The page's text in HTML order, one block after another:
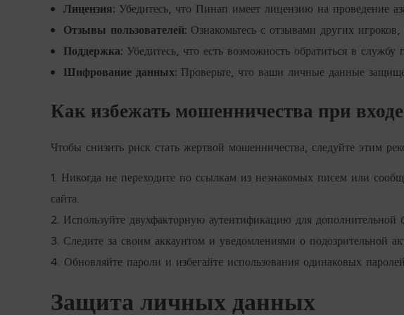
Лицензия:Убедитесь, что Пинап имеет лицензию на проведение
Отзывы пользователей:Ознакомьтесь с отзывами других
Поддержка:Убедитесь, что есть возможность обратиться в
Шифрование данных:Проверьте, что ваши личные данные
Как избежать мошенничества при входе
Чтобы снизить риск стать жертвой мошенничества, следуйте этим
Никогда не переходите по ссылкам из незнакомых писем или
сайта.
Используйте двухфакторную аутентификацию для дополнительной
Следите за своим аккаунтом и уведомлениями о подозрительной
Обновляйте пароли и избегайте использования одинаковых
Защита личных данных